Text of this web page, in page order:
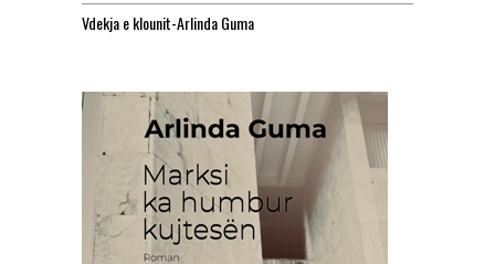
Vdekja e klounit-Arlinda Guma